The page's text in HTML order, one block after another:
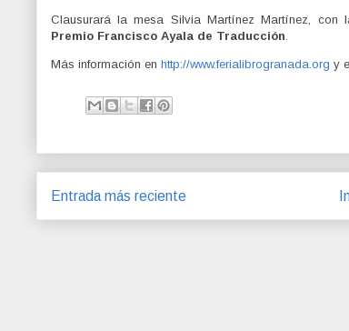
Clausurará la mesa Silvia Martínez Martínez, con
Premio Francisco Ayala de Traducción
Más información en http://www.ferialibrogranada.org y
Entrada más reciente